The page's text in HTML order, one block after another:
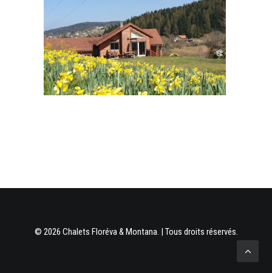
© 2026 Chalets Floréva & Montana. | Tous droits réservés.